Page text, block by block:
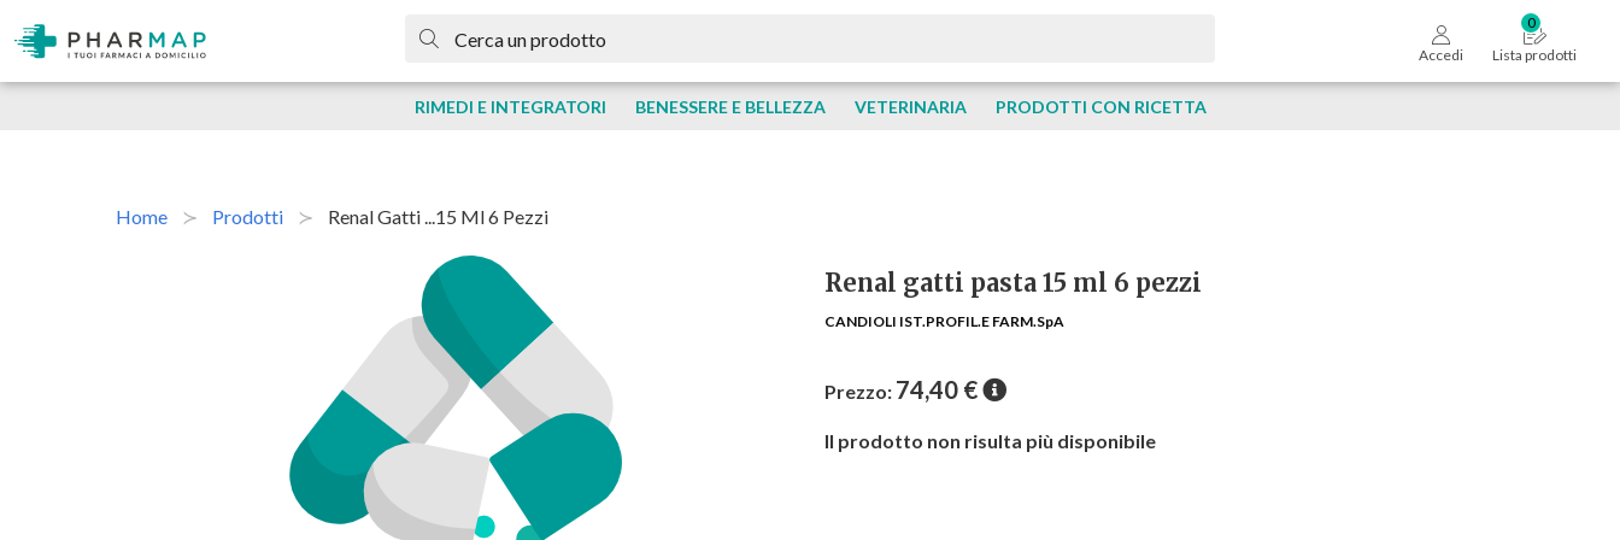
Accedi Lista prodotti
RIMEDI E INTEGRATORI BENESSERE E BELLEZZA VETERINARIA PRODOTTI CON RICETTA
Home Prodotti Renal Gatti ...15 Ml 6 Pezzi
Renal gatti pasta 15 ml 6 pezzi
CANDIOLI IST.PROFIL.E FARM.SpA
Prezzo: 74,40 €
Il prodotto non risulta più disponibile